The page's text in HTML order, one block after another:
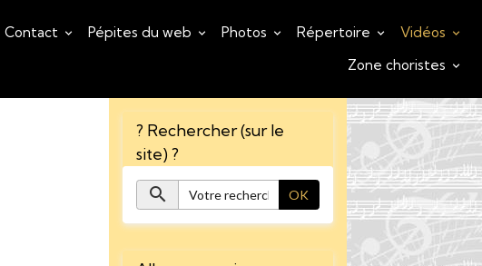
Contact Pépites du web Photos Répertoire
Vidéos
Zone choristes
? Rechercher (sur le
site) ?
OK